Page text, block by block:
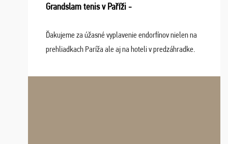
Grandslam tenis v Paříži -
Ďakujeme za úžasné vyplavenie endorfínov nielen na
prehliadkach Paríža ale aj na hoteli v predzáhradke.
spomínať a zväžujeme repete budúci rok : ...